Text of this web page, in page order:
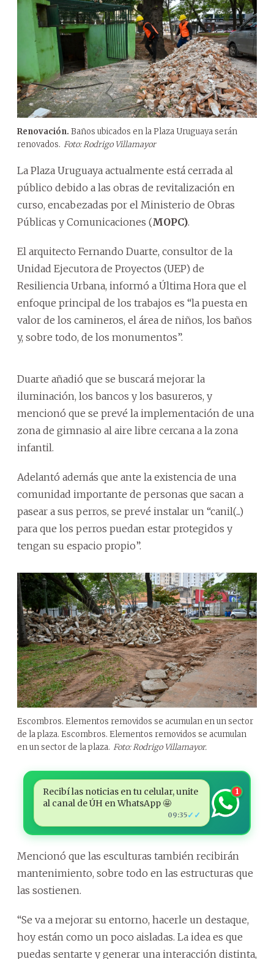
Renovación. Baños ubicados en la Plaza Uruguaya serán
renovados. Foto: Rodrigo Villamayor
La Plaza Uruguaya actualmente está cerrada al
público debido a las obras de revitalización en
curso, encabezadas por el Ministerio de Obras
Públicas y Comunicaciones (MOPC).
El arquitecto Fernando Duarte, consultor de la
Unidad Ejecutora de Proyectos (UEP) de
Resiliencia Urbana, informó a Última Hora que el
enfoque principal de los trabajos es “la puesta en
valor de los camineros, el área de niños, los baños
y, sobre todo, de los monumentos”.
Duarte añadió que se buscará mejorar la
iluminación, los bancos y los basureros, y
mencionó que se prevé la implementación de una
zona de gimnasio al aire libre cercana a la zona
infantil.
Adelantó además que ante la existencia de una
comunidad importante de personas que sacan a
pasear a sus perros, se prevé instalar un “canil(...)
para que los perros puedan estar protegidos y
tengan su espacio propio”.
Escombros. Elementos removidos se acumulan en un sector
de la plaza. Escombros. Elementos removidos se acumulan
en un sector de la plaza. Foto: Rodrigo Villamayor.
Recibí las noticias en tu celular, unite
al canal de ÚH en WhatsApp 🤩
09:35✓✓
1
Mencionó que las esculturas también recibirán
mantenimiento, sobre todo en las estructuras que
las sostienen.
“Se va a mejorar su entorno, hacerle un destaque,
hoy están como un poco aisladas. La idea es que
puedas sentarte y generar una interacción distinta,